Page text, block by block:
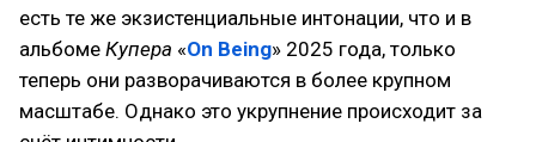
есть те же экзистенциальные интонации, что и в
альбоме Купера «On Being» 2025 года, только
теперь они разворачиваются в более крупном
масштабе. Однако это укрупнение происходит за